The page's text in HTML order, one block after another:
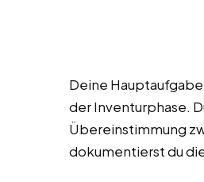
Deine
der Inventurphase.
Übereinstimmung
dokumentierst du